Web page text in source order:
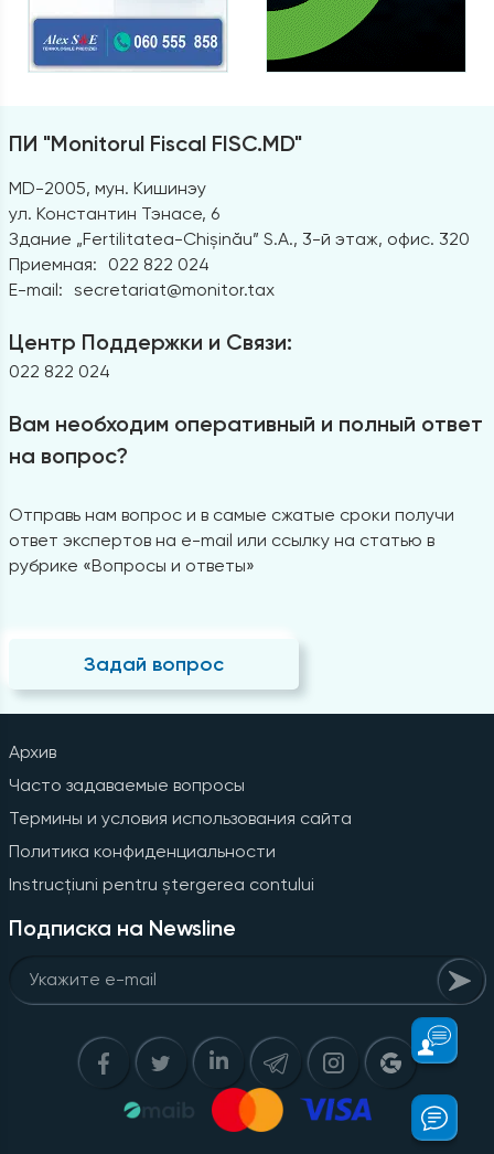
ПИ "Monitorul Fiscal FISC.MD"
MD-2005, мун. Кишинэу
ул. Константин Тэнасе, 6
Здание „Fertilitatea-Chișinău” S.A., 3-й этаж, офис. 320
Приемная:
022 822 024
E-mail: secretariat@monitor.tax
Центр Поддержки и Связи:
022 822 024
Вам необходим оперативный и полный ответ
на вопрос?
Отправь нам вопрос и в самые сжатые сроки получи
ответ экспертов на e-mail или ссылку на статью в
рубрике «Вопросы и ответы»
Задай вопрос
Архив
Часто задаваемые вопросы
Термины и условия использования сайта
Политика конфиденциальности
Instrucțiuni pentru ștergerea contului
Подписка на Newsline